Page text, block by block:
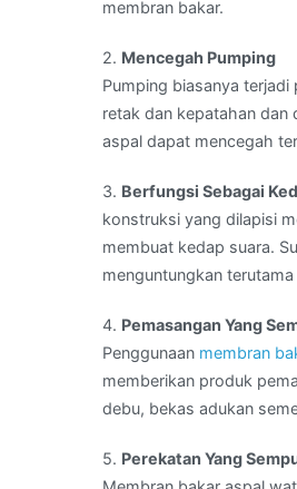
membran bakar.
2. Mencegah Pumping
Pumping biasanya
retak dan kepatahan dan
aspal dapat mencegah
3. Berfungsi Sebagai
konstruksi yang dilapisi
membuat kedap suara.
menguntungkan terutama
4. Pemasangan Yang
Penggunaan membran
memberikan produk
debu, bekas adukan
5. Perekatan Yang